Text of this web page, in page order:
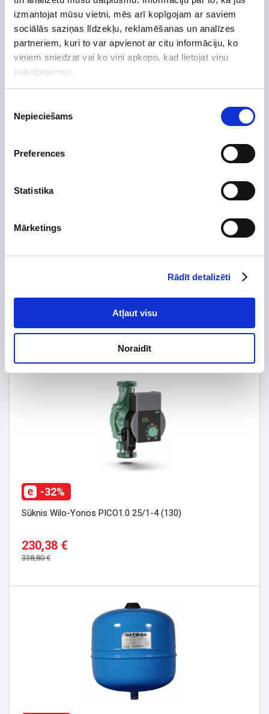
izmantojat mūsu vietni, mēs arī kopīgojam ar saviem
sociālās saziņas līdzekļu, reklamēšanas un analīzes
partneriem, kuri to var apvienot ar citu informāciju, ko
viņiem sniedzat vai ko viņi apkopo, kad lietojat viņu
pakalpojumus.
izvēle
Nepieciešams
Preferences
Statistika
Mārketings
Rādīt detalizēti
Atļaut visu
Noraidīt
Termometrs T 63/50 (10005800)
7,91 €
-15%
326,92 €
Sūknis Wilo-Yonos PICO1.0 25/1-4 (130)
230,38 €
338,80 €
-32%